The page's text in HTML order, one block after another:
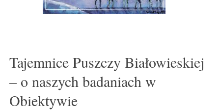
Tajemnice Puszczy Białowieskiej
– o naszych badaniach w
Obiektywie